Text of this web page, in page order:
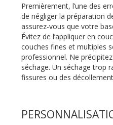
Premièrement, l’une des
de négliger la préparation
assurez-vous que votre
Évitez de l’appliquer en
couches fines et multiples
professionnel. Ne
séchage. Un séchage trop
fissures ou des